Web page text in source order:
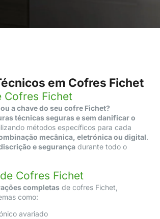
em Cofres Fichet
Cofres Fichet
a chave do seu cofre Fichet?
técnicas seguras e sem danificar o
métodos específicos para cada
mecânica, eletrónica ou digital.
e segurança durante todo o
Cofres Fichet
completas de cofres Fichet,
como:
avariado